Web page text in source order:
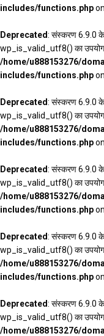
includes/functions.php
Deprecated: संस्करण 6.9.0
wp_is_valid_utf8() का
/home/u888153276/
includes/functions.php
Deprecated: संस्करण 6.9.0
wp_is_valid_utf8() का
/home/u888153276/
includes/functions.php
Deprecated: संस्करण 6.9.0
wp_is_valid_utf8() का
/home/u888153276/
includes/functions.php
Deprecated: संस्करण 6.9.0
wp_is_valid_utf8() का
/home/u888153276/
includes/functions.php
Deprecated: संस्करण 6.9.0
wp_is_valid_utf8() का
/home/u888153276/